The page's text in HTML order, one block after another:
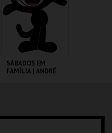
MAIS INFO
COMPRAR
SÁBADOS EM
FAMÍLIA | ANDRÉ